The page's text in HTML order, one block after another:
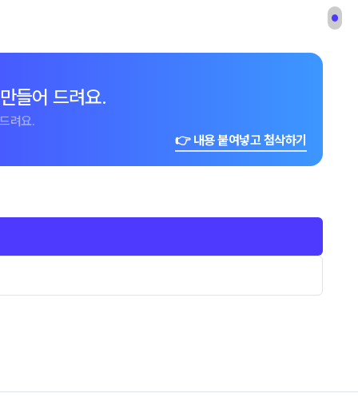
들어 드려요.
려요.
👉 내용 붙여넣고 첨삭하기